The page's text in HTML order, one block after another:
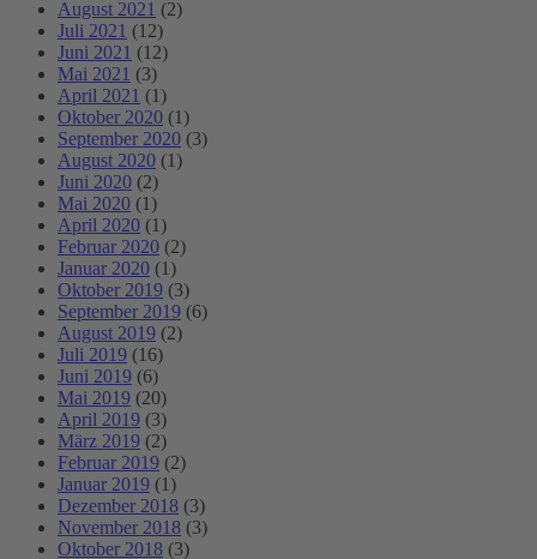
August 2021 (2)
Juli 2021 (12)
Juni 2021 (12)
Mai 2021 (3)
April 2021 (1)
Oktober 2020 (1)
September 2020 (3)
August 2020 (1)
Juni 2020 (2)
Mai 2020 (1)
April 2020 (1)
Februar 2020 (2)
Januar 2020 (1)
Oktober 2019 (3)
September 2019 (6)
August 2019 (2)
Juli 2019 (16)
Juni 2019 (6)
Mai 2019 (20)
April 2019 (3)
März 2019 (2)
Februar 2019 (2)
Januar 2019 (1)
Dezember 2018 (3)
November 2018 (3)
Oktober 2018 (3)